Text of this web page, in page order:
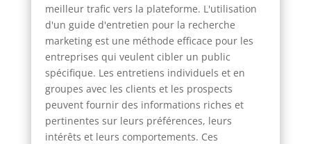
meilleur trafic vers la plateforme. L'utilisation
d'un guide d'entretien pour la recherche
marketing est une méthode efficace pour les
entreprises qui veulent cibler un public
spécifique. Les entretiens individuels et en
groupes avec les clients et les prospects
peuvent fournir des informations riches et
pertinentes sur leurs préférences, leurs
intérêts et leurs comportements. Ces